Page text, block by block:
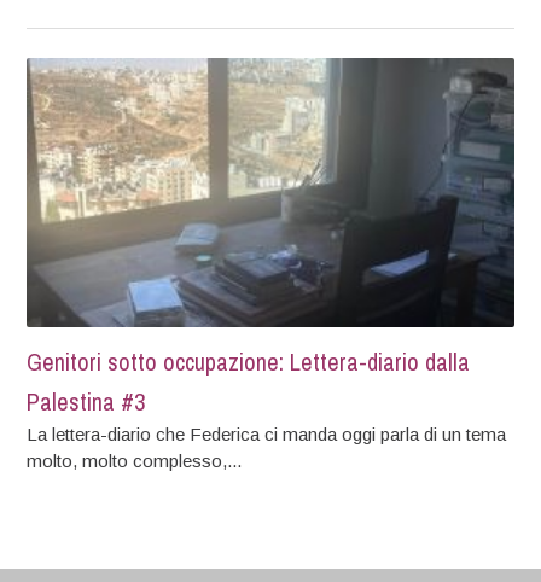
Genitori sotto occupazione: Lettera-diario dalla
Palestina #3
La lettera-diario che Federica ci manda oggi parla di un tema
molto, molto complesso,...